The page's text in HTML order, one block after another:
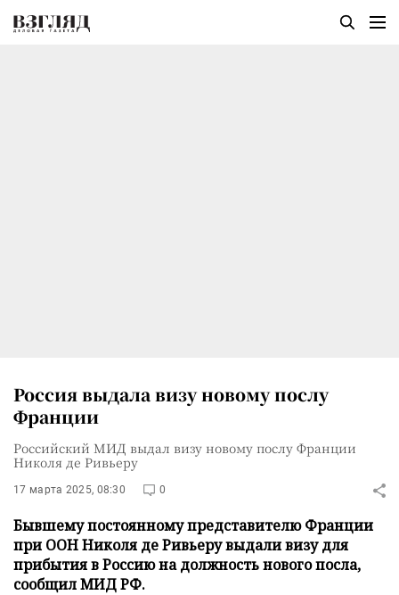
Россия выдала визу новому послу
Франции
Российский МИД выдал визу новому послу Франции
Николя де Ривьеру
17 марта 2025, 08:30 0
Бывшему постоянному представителю Франции
при ООН Николя де Ривьеру выдали визу для
прибытия в Россию на должность нового посла,
сообщил МИД РФ.